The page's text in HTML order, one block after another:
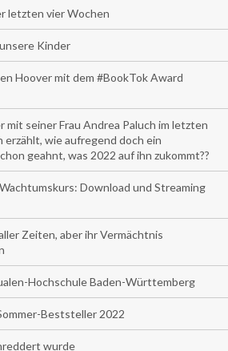
letzten vier Wochen
Kinder
Hoover mit dem #BookTok Award
mit seiner Frau Andrea Paluch im letzten
erzählt, wie aufregend doch ein
geahnt, was 2022 auf ihn zukommt??
Download und Streaming
Zeiten, aber ihr Vermächtnis
Hochschule Baden-Württemberg
Beststeller 2022
wurde